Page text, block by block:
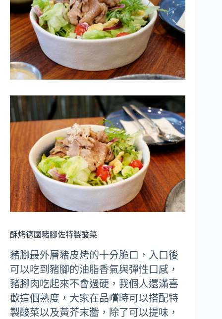
酥烤德國豬腳佐特製酸菜
豬腳最外層豬皮烤的十分脆口，入口後
可以吃到豬腳的油脂香氣與彈性口感，
豬腳肉吃起來不會過硬，我個人還滿喜
歡這個熟度，大家在品嚐時可以搭配特
製酸菜以及黃芥末醬，除了可以提味，